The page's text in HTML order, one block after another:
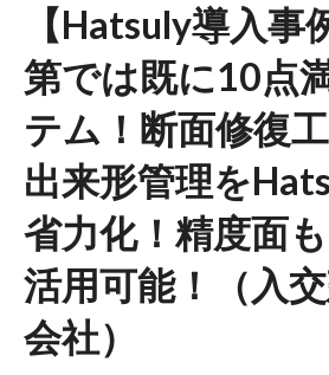
【Hatsuly導入事
第では既に10点
テム！断面修復
出来形管理を
省力化！精度面
活用可能！（入
会社）